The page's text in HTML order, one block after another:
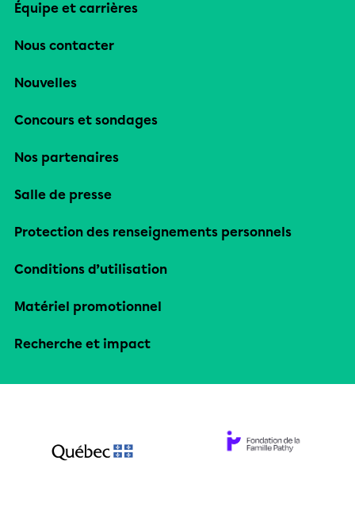
Équipe et carrières
Nous contacter
Nouvelles
Concours et sondages
Nos partenaires
Salle de presse
Protection des renseignements personnels
Conditions d’utilisation
Matériel promotionnel
Recherche et impact